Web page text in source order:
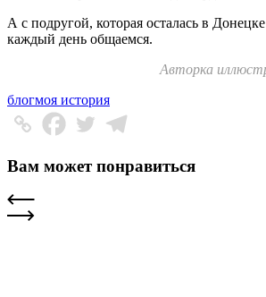
А с подругой, которая осталась в
каждый день общаемся.
Авторка
блогмоя история
Вам может понравиться